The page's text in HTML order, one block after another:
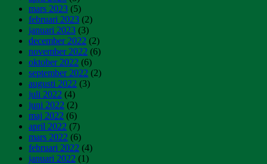
mars 2023 (5)
februari 2023 (2)
januari 2023 (3)
december 2022 (2)
november 2022 (6)
oktober 2022 (6)
september 2022 (2)
augusti 2022 (3)
juli 2022 (4)
juni 2022 (2)
maj 2022 (6)
april 2022 (7)
mars 2022 (6)
februari 2022 (4)
januari 2022 (1)